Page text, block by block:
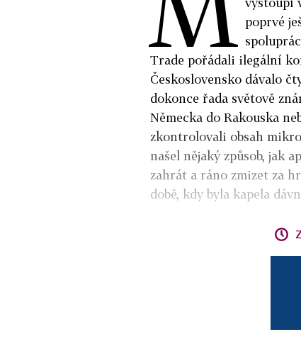
poprvé
Trade pořádali ilegální
Československo dávalo
dokonce řada světově
Německa do Rakouska
zkontrolovali obsah
našel nějaký způsob, jak
zahrát a ráno zmizet za
době, kdy byla kapela